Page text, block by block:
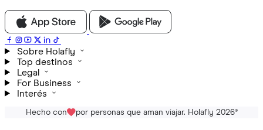
Sobre Holafly
Top destinos
Legal
For Business
Interés
Hecho con por personas que aman viajar. Holafly 2026®